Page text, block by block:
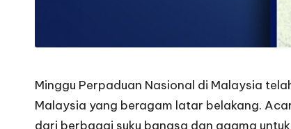
Minggu Perpaduan Nasional di Malaysia
Malaysia yang beragam latar belakang.
dari berbagai suku bangsa dan agama